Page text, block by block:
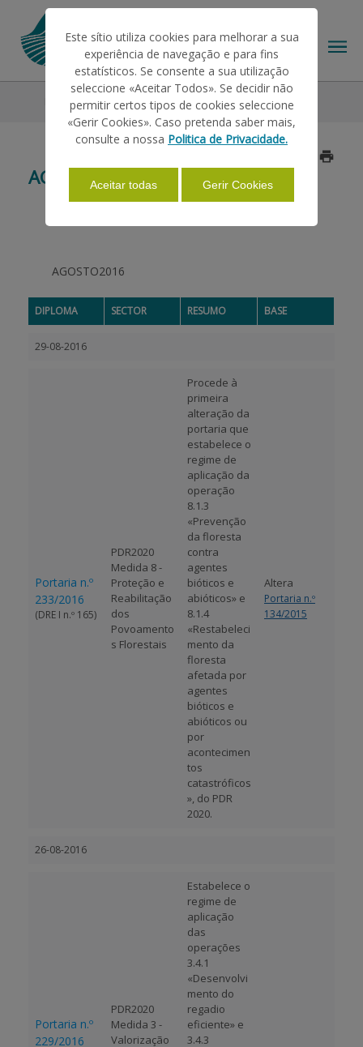
HELP/SUPPORT
INFORMATIONS
PAYMENTS
Legislation 2016 Agosto
AGOSTO
AGOSTO2016
DIPLOMA SECTOR RESUMO BASE
29-08-2016
Portaria n.º
233/2016
(DRE I n.º 165)
PDR2020
Medida 8 -
Proteção e
Reabilitação
dos
Povoamento
s Florestais
Procede à
primeira
alteração da
portaria que
estabelece o
regime de
aplicação da
operação
8.1.3
«Prevenção
da floresta
contra
agentes
bióticos e
abióticos» e
8.1.4
«Restabeleci
mento da
floresta
afetada por
agentes
bióticos e
abióticos ou
por
acontecimen
tos
catastróficos
», do PDR
2020.
Altera
Portaria n.º
134/2015
26-08-2016
Portaria n.º
229/2016
PDR2020
Medida 3 -
Valorização
Estabelece o
regime de
aplicação
das
operações
3.4.1
«Desenvolvi
mento do
regadio
eficiente» e
3.4.3
Este sítio utiliza cookies para melhorar a sua
experiência de navegação e para fins
estatísticos. Se consente a sua utilização
seleccione «Aceitar Todos». Se decidir não
permitir certos tipos de cookies seleccione
«Gerir Cookies». Caso pretenda saber mais,
consulte a nossa Politica de Privacidade.
Aceitar todas Gerir Cookies